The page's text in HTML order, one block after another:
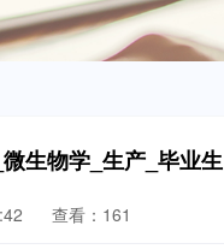
生物学_生产_毕业生
查看：161